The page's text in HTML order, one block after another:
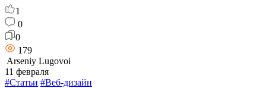
1
0
0
179
Arseniy Lugovoi
11 февраля
#Статьи #Веб-дизайн